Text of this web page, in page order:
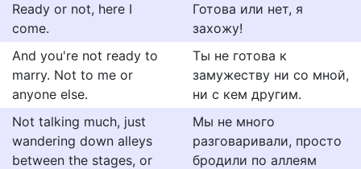
Ready or not, here I
come.
Готова или нет, я
захожу!
And you're not ready to
marry. Not to me or
anyone else.
Ты не готова к
замужеству ни со мной,
ни с кем другим.
Not talking much, just
wandering down alleys
between the stages, or
Мы не много
разговаривали, просто
бродили по аллеям